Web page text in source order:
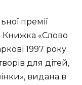
премії
Книжка «Слово
1997 року.
для ді­тей,
видана в